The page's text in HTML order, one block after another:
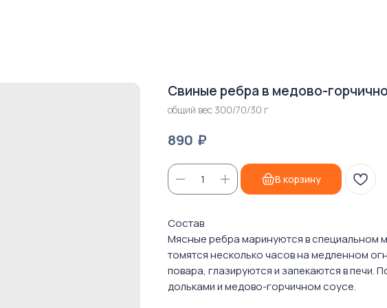
Свиные ребра в медово-
общий вес 300/70/30 г
890 ₽
В корзину
Состав
Мясные ребра маринуются в специальном
томятся несколько часов на медленном
повара, глазируются и запекаются в печи.
дольками и медово-горчичном соусе.